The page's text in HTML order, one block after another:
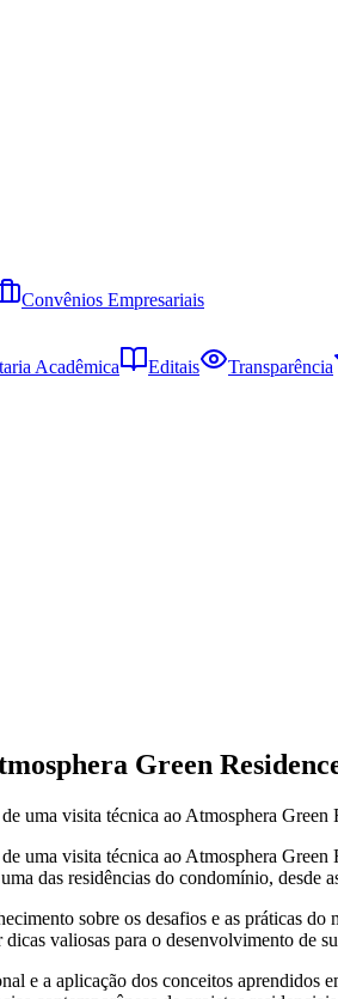
Convênios Empresariais
Acadêmica Editais
Transparência
Green
uma visita técnica ao Atmosphera Green
visita técnica ao Atmosphera Green
das residências do condomínio, desde
sobre os desafios e as práticas
valiosas para o desenvolvimento de
e a aplicação dos conceitos aprendidos